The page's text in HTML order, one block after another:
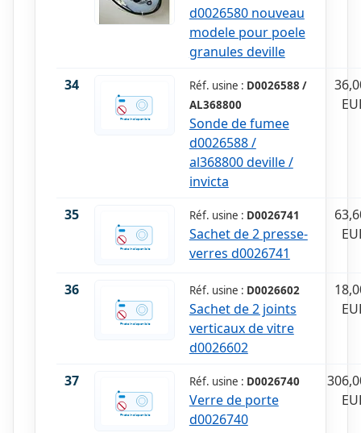
d0026580 nouveau
modele pour poele
granules deville
34 Réf. usine : D0026588 /
AL368800
Sonde de fumee
d0026588 /
al368800 deville /
invicta
35 Réf. usine : D0026741
Sachet de 2 presse-
verres d0026741
36 Réf. usine : D0026602
Sachet de 2 joints
verticaux de vitre
d0026602
37 Réf. usine : D0026740
Verre de porte
d0026740